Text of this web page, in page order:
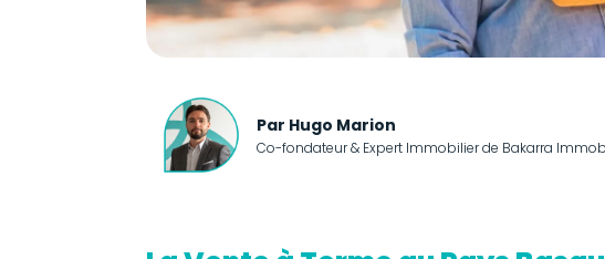
Par Hugo Marion
Co-fondateur & Expert Immobilier de Bakarra